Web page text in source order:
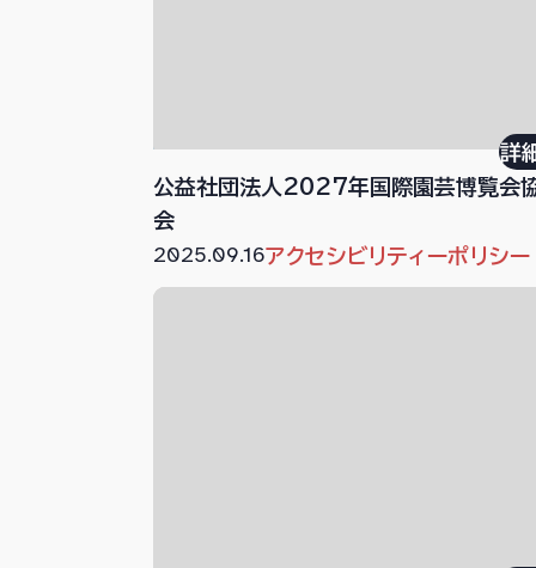
公益社団法人2027年国際園芸博覧会
会
詳
2025.09.16アクセシビリティーポリシー